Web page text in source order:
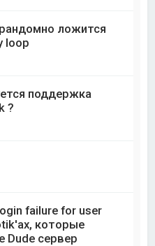
ложится
loop
поддержка
?
failure for user
которые
Dude сервер